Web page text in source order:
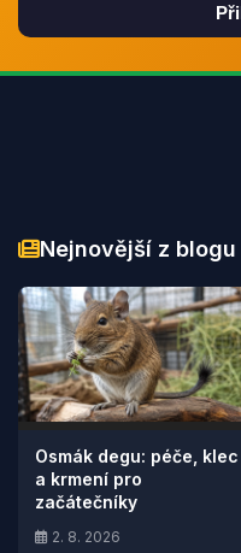
Nejnovější z blogu
Osmák degu: péče, klec
a krmení pro
začátečníky
2. 8. 2026